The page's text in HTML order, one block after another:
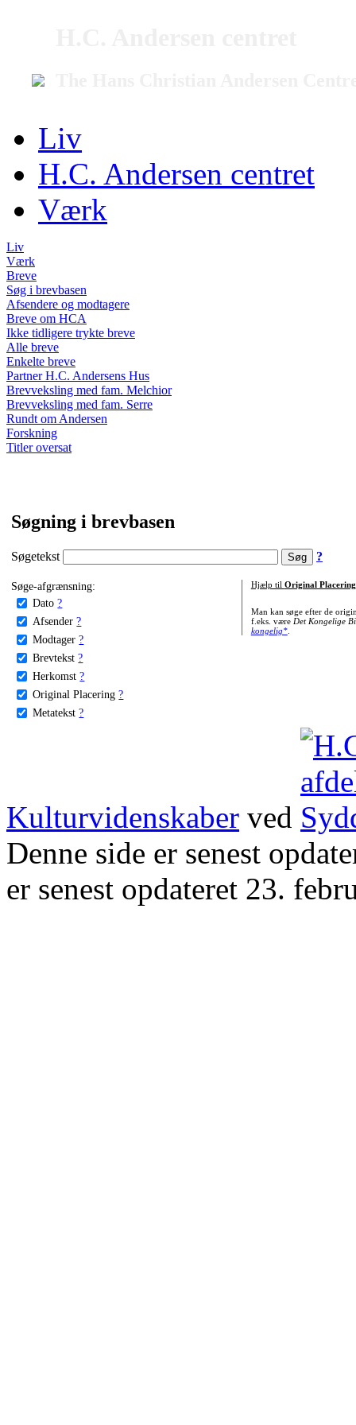
Liv
H.C. Andersen centret
Værk
Liv
Værk
Breve
Søg i brevbasen
Afsendere og modtagere
Breve om HCA
Ikke tidligere trykte breve
Alle breve
Enkelte breve
Partner H.C. Andersens Hus
Brevveksling med fam. Melchior
Brevveksling med fam. Serre
Rundt om Andersen
Forskning
Titler oversat
Søgning i brevbasen
Søgetekst ?
Søge-afgrænsning:
Dato ?
Afsender ?
Modtager ?
Brevtekst ?
Herkomst ?
Original Placering ?
Metatekst ?
Hjælp til Original Placering
Man kan søge efter de
f.eks. være Det Kongelige
kongelig*.
Kulturvidenskaber ved
Denne side er senest
er senest opdateret 23.